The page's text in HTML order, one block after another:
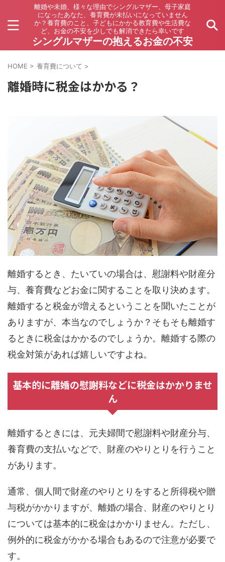
離婚や未婚、様々な理由でシングルマザー、母子家庭
になったあなた、養育費が未払いになっていません
か？養育費のこと、子どもにかかる教育費や生活費な
ど、お金の不安を少しでも解消できたら幸いです
シングルマザーの抱えるお金の不安
HOME > 養育費について >
離婚時に税金はかかる？
離婚するとき、たいていの場合は、慰謝料や財産分
与、養育費などお金に関することを取り決めます。
離婚すると税金が増えるということを聞いたことが
ありますが、本当なのでしょうか？そもそも離婚す
るときに税金はかかるのでしょうか。離婚する際の
税金対策があれば嬉しいですよね。
基本的に離婚の慰謝料などに税金はかかりませ
ん
離婚するときには、元夫婦間で慰謝料や財産分与、
養育費の支払いなどで、財産のやりとりを行うこと
があります。
通常、個人間で財産のやりとりをすると所得税や贈
与税がかかりますが、離婚の場合、財産のやりとり
については基本的に税金はかかりません。ただし、
例外的に税金がかかる場合もあるので注意が必要で
す。